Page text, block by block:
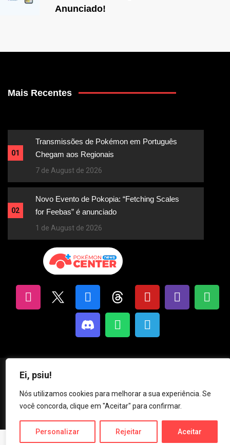
Ei, psiu!
Nós utilizamos cookies para melhorar a sua experiência. Se
você concorda, clique em "Aceitar" para confirmar.
Personalizar Rejeitar Aceitar
Anunciado!
Mais Recentes
01
Transmissões de Pokémon em Português
Chegam aos Regionais
7 de August de 2026
02
Novo Evento de Pokopia: “Fetching Scales
for Feebas” é anunciado
1 de August de 2026
Pokémon News Center | Criando conteúdos sobre Pokémon desde 2013.
Privacy & Policy Claim A Report Careers